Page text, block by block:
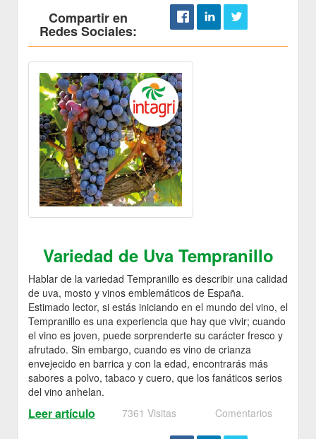
Compartir en
Redes Sociales:
Variedad de Uva Tempranillo
Hablar de la variedad Tempranillo es describir una calidad
de uva, mosto y vinos emblemáticos de España.
Estimado lector, si estás iniciando en el mundo del vino, el
Tempranillo es una experiencia que hay que vivir; cuando
el vino es joven, puede sorprenderte su carácter fresco y
afrutado. Sin embargo, cuando es vino de crianza
envejecido en barrica y con la edad, encontrarás más
sabores a polvo, tabaco y cuero, que los fanáticos serios
del vino anhelan.
Leer artículo 7361 Visitas Comentarios